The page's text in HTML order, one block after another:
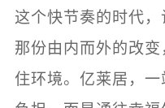
这个快节奏的时代
那份由内而外的改
住环境。亿莱居，